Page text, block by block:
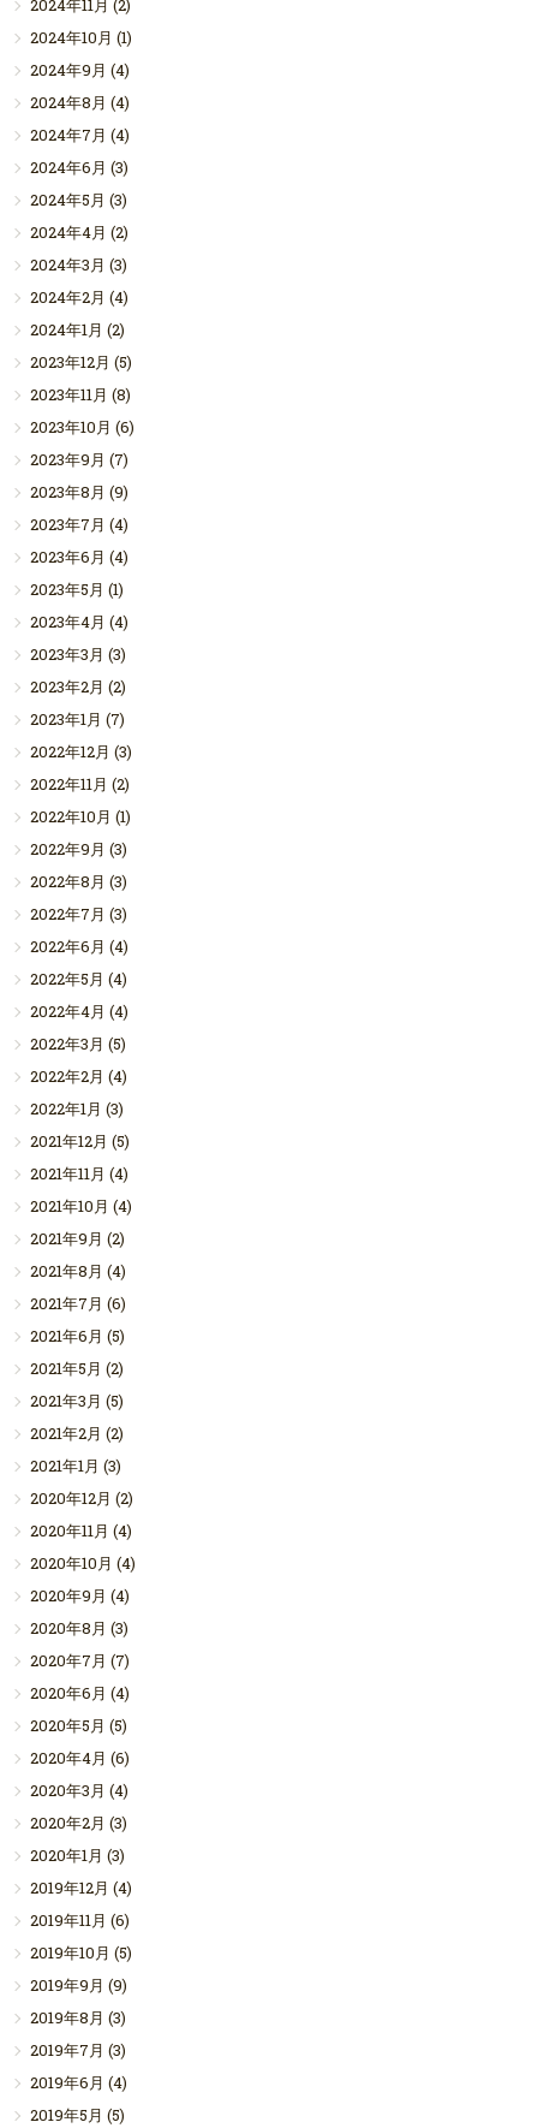
2024年11月 (2)
2024年10月 (1)
2024年9月 (4)
2024年8月 (4)
2024年7月 (4)
2024年6月 (3)
2024年5月 (3)
2024年4月 (2)
2024年3月 (3)
2024年2月 (4)
2024年1月 (2)
2023年12月 (5)
2023年11月 (8)
2023年10月 (6)
2023年9月 (7)
2023年8月 (9)
2023年7月 (4)
2023年6月 (4)
2023年5月 (1)
2023年4月 (4)
2023年3月 (3)
2023年2月 (2)
2023年1月 (7)
2022年12月 (3)
2022年11月 (2)
2022年10月 (1)
2022年9月 (3)
2022年8月 (3)
2022年7月 (3)
2022年6月 (4)
2022年5月 (4)
2022年4月 (4)
2022年3月 (5)
2022年2月 (4)
2022年1月 (3)
2021年12月 (5)
2021年11月 (4)
2021年10月 (4)
2021年9月 (2)
2021年8月 (4)
2021年7月 (6)
2021年6月 (5)
2021年5月 (2)
2021年3月 (5)
2021年2月 (2)
2021年1月 (3)
2020年12月 (2)
2020年11月 (4)
2020年10月 (4)
2020年9月 (4)
2020年8月 (3)
2020年7月 (7)
2020年6月 (4)
2020年5月 (5)
2020年4月 (6)
2020年3月 (4)
2020年2月 (3)
2020年1月 (3)
2019年12月 (4)
2019年11月 (6)
2019年10月 (5)
2019年9月 (9)
2019年8月 (3)
2019年7月 (3)
2019年6月 (4)
2019年5月 (5)